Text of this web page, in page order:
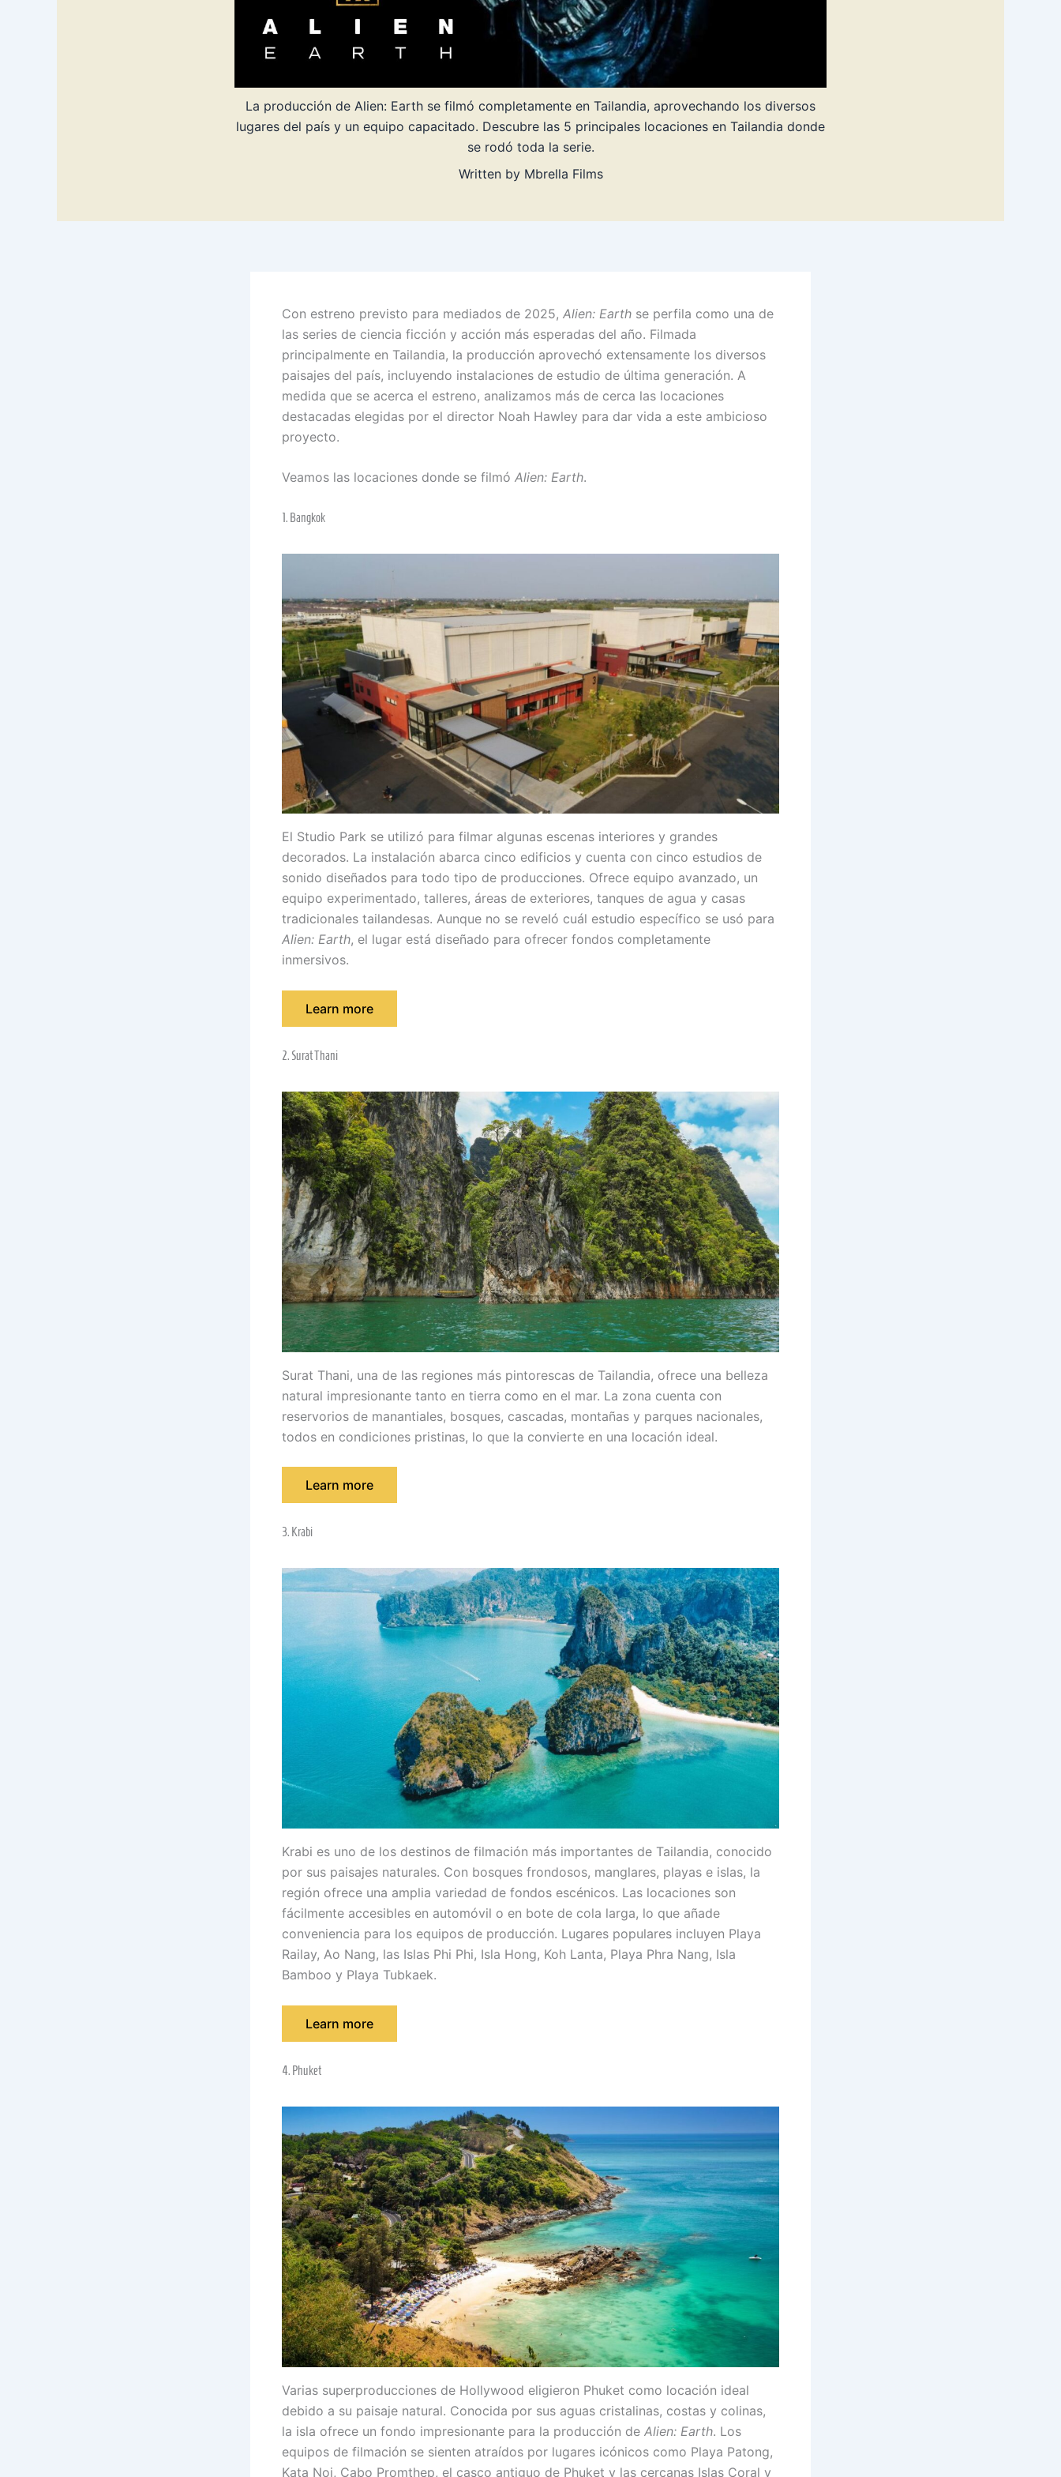
La producción de Alien: Earth se filmó completamente en Tailandia, aprovechando los diversos
lugares del país y un equipo capacitado. Descubre las 5 principales locaciones en Tailandia donde
se rodó toda la serie.
Written by Mbrella Films
Con estreno previsto para mediados de 2025, Alien: Earth se perfila como una de
las series de ciencia ficción y acción más esperadas del año. Filmada
principalmente en Tailandia, la producción aprovechó extensamente los diversos
paisajes del país, incluyendo instalaciones de estudio de última generación. A
medida que se acerca el estreno, analizamos más de cerca las locaciones
destacadas elegidas por el director Noah Hawley para dar vida a este ambicioso
proyecto.
Veamos las locaciones donde se filmó Alien: Earth.
1. Bangkok
El Studio Park se utilizó para filmar algunas escenas interiores y grandes
decorados. La instalación abarca cinco edificios y cuenta con cinco estudios de
sonido diseñados para todo tipo de producciones. Ofrece equipo avanzado, un
equipo experimentado, talleres, áreas de exteriores, tanques de agua y casas
tradicionales tailandesas. Aunque no se reveló cuál estudio específico se usó para
Alien: Earth, el lugar está diseñado para ofrecer fondos completamente
inmersivos.
Learn more
2. Surat Thani
Surat Thani, una de las regiones más pintorescas de Tailandia, ofrece una belleza
natural impresionante tanto en tierra como en el mar. La zona cuenta con
reservorios de manantiales, bosques, cascadas, montañas y parques nacionales,
todos en condiciones pristinas, lo que la convierte en una locación ideal.
Learn more
3. Krabi
Krabi es uno de los destinos de filmación más importantes de Tailandia, conocido
por sus paisajes naturales. Con bosques frondosos, manglares, playas e islas, la
región ofrece una amplia variedad de fondos escénicos. Las locaciones son
fácilmente accesibles en automóvil o en bote de cola larga, lo que añade
conveniencia para los equipos de producción. Lugares populares incluyen Playa
Railay, Ao Nang, las Islas Phi Phi, Isla Hong, Koh Lanta, Playa Phra Nang, Isla
Bamboo y Playa Tubkaek.
Learn more
4. Phuket
Varias superproducciones de Hollywood eligieron Phuket como locación ideal
debido a su paisaje natural. Conocida por sus aguas cristalinas, costas y colinas,
la isla ofrece un fondo impresionante para la producción de Alien: Earth. Los
equipos de filmación se sienten atraídos por lugares icónicos como Playa Patong,
Kata Noi, Cabo Promthep, el casco antiguo de Phuket y las cercanas Islas Coral y